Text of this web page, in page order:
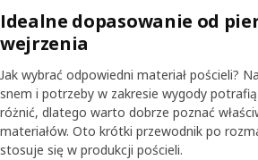
Idealne dopasowanie od
wejrzenia
Jak wybrać odpowiedni materiał pościeli?
snem i potrzeby w zakresie wygody
różnić, dlatego warto dobrze poznać
materiałów. Oto krótki przewodnik po
stosuje się w produkcji pościeli.